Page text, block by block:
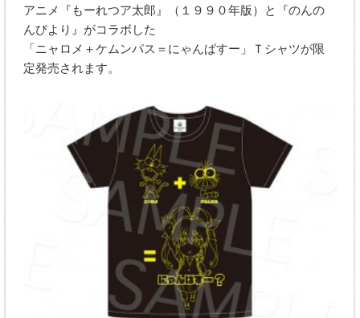
アニメ『もーれつア太郎』（１９９０年版）と『のんの
んびより』がコラボした
「ニャロメ＋ケムンパス＝にゃんぱすー」Ｔシャツが限
定発売されます。